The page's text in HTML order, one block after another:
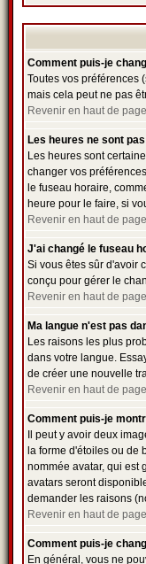
Comment puis-je
Toutes vos préférences
mais cela peut ne pas
Revenir en haut de page
Les heures ne sont
Les heures sont
changer vos
le fuseau horaire,
heure pour le faire, si
Revenir en haut de page
J'ai changé le fuseau
Si vous êtes sûr d'avoir
conçu pour gérer le
Revenir en haut de page
Ma langue n'est pas
Les raisons les plus
dans votre langue.
de créer une nouvelle
Revenir en haut de page
Comment puis-je
Il peut y avoir deux
la forme d'étoiles ou de
nommée avatar, qui est
avatars seront
demander les raisons
Revenir en haut de page
Comment puis-je
En général, vous ne